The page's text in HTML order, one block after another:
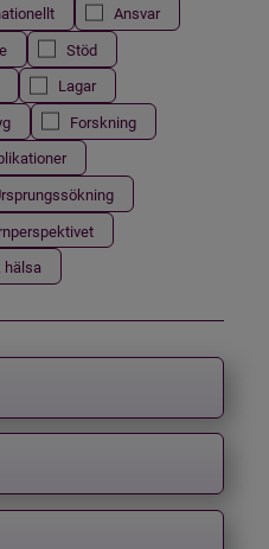
Ansvar
Stöd
Lagar
Forskning
hälsa